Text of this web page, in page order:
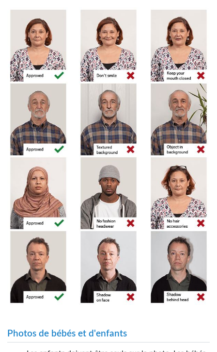
Photos de bébés et d'enfants